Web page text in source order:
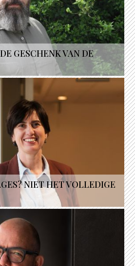
GESCHENK VAN DE
NIET HET VOLLEDIGE